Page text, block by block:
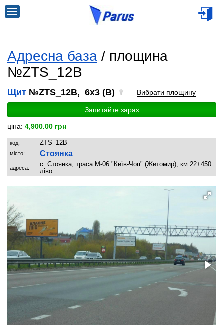
Адресна база / площина
№ZTS_12B
Щит №ZTS_12B, 6x3 (B) Вибрати площину
Запитайте зараз
ціна: 4,900.00 грн
код: ZTS_12B
місто: Стоянка
адреса:
с. Стоянка, траса М-06 "Київ-Чоп" (Житомир), км 22+450
ліво